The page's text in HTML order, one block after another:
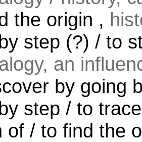
the origin ,
step (?) / to
an
by going
step / to
of / to find the